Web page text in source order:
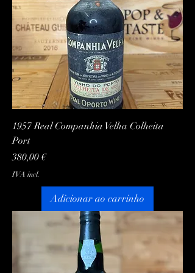
1957 Real Companhia Velha Colheita
Port
Preço
380,00 €
IVA incl.
Adicionar ao carrinho